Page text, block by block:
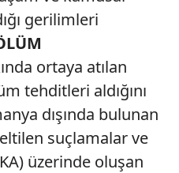
gerilimleri
ortaya atılan
tehditleri aldığını
dışında bulunan
suçlamalar ve
üzerinde oluşan